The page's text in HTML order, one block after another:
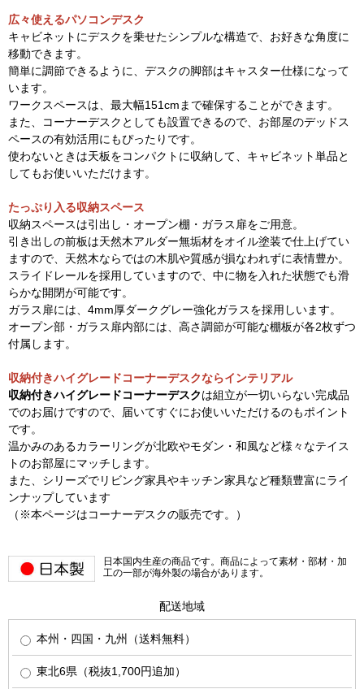
広々使えるパソコンデスク
キャビネットにデスクを乗せたシンプルな構造で、お好きな角度に
移動できます。
簡単に調節できるように、デスクの脚部はキャスター仕様になって
います。
ワークスペースは、最大幅151cmまで確保することができます。
また、コーナーデスクとしても設置できるので、お部屋のデッドス
ペースの有効活用にもぴったりです。
使わないときは天板をコンパクトに収納して、キャビネット単品と
してもお使いいただけます。
たっぷり入る収納スペース
収納スペースは引出し・オープン棚・ガラス扉をご用意。
引き出しの前板は天然木アルダー無垢材をオイル塗装で仕上げてい
ますので、天然木ならではの木肌や質感が損なわれずに表情豊か。
スライドレールを採用していますので、中に物を入れた状態でも滑
らかな開閉が可能です。
ガラス扉には、4mm厚ダークグレー強化ガラスを採用しいます。
オープン部・ガラス扉内部には、高さ調節が可能な棚板が各2枚ずつ
付属します。
収納付きハイグレードコーナーデスクならインテリアル
収納付きハイグレードコーナーデスクは組立が一切いらない完成品
でのお届けですので、届いてすぐにお使いいただけるのもポイント
です。
温かみのあるカラーリングが北欧やモダン・和風など様々なテイス
トのお部屋にマッチします。
また、シリーズでリビング家具やキッチン家具など種類豊富にライ
ンナップしています
（※本ページはコーナーデスクの販売です。）
日本国内生産の商品です。商品によって素材・部材・加
工の一部が海外製の場合があります。
配送地域
本州・四国・九州（送料無料）
東北6県（税抜1,700円追加）